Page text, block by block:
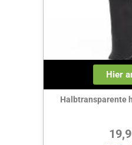
Hier
Halbtransparente